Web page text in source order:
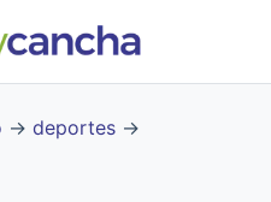
→ deportes →